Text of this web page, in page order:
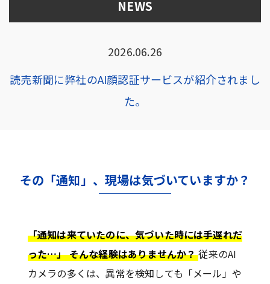
NEWS
2026.06.26
読売新聞に弊社のAI顔認証サービスが紹介されまし
た。
その「通知」、現場は気づいていますか？
「通知は来ていたのに、気づいた時には手遅れだ
った…」 そんな経験はありませんか？従来のAI
カメラの多くは、異常を検知しても「メール」や